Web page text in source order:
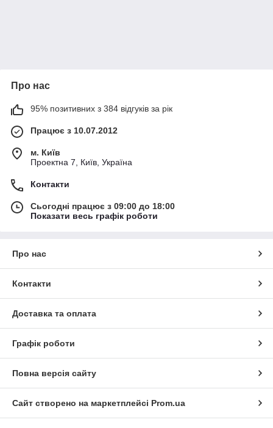
Про нас
95% позитивних з 384 відгуків за рік
Працює з 10.07.2012
м. Київ
Проектна 7, Київ, Україна
Контакти
Сьогодні працює з 09:00 до 18:00
Показати весь графік роботи
Про нас
Контакти
Доставка та оплата
Графік роботи
Повна версія сайту
Сайт створено на маркетплейсі Prom.ua